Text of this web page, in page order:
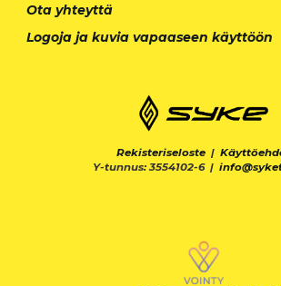
Ota yhteyttä
Logoja ja kuvia vapaaseen käyttöön
Rekisteriseloste |
Y-tunnus: 3554102-6 |